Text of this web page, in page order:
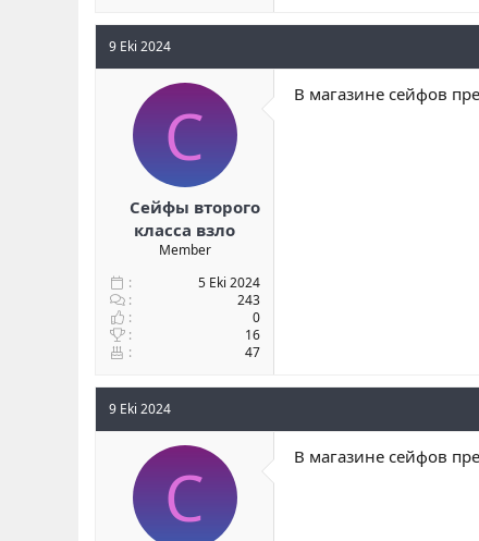
9 Eki 2024
С
Сейфы второго
класса взло
Member
5 Eki 2024
243
0
16
47
В магазине сейфов
9 Eki 2024
С В магазине сейфов